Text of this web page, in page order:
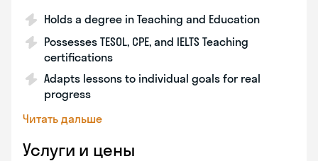
Holds a degree in Teaching and Education
Possesses TESOL, CPE, and IELTS Teaching
certifications
Adapts lessons to individual goals for real
progress
Читать дальше
Услуги и цены